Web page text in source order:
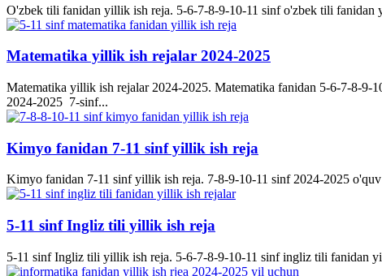
O'zbek tili fanidan yillik ish reja. 5-6-7-8-9-10-11 sinf o'zbek tili
Matematika yillik ish rejalar 2024-2025
Matematika yillik ish rejalar 2024-2025. Matematika fanidan 5-6-7-8-
2024-2025 7-sinf...
Kimyo fanidan 7-11 sinf yillik ish reja
Kimyo fanidan 7-11 sinf yillik ish reja. 7-8-9-10-11 sinf 2024-2025
5-11 sinf Ingliz tili yillik ish reja
5-11 sinf Ingliz tili yillik ish reja. 5-6-7-8-9-10-11 sinf ingliz tili fanidan